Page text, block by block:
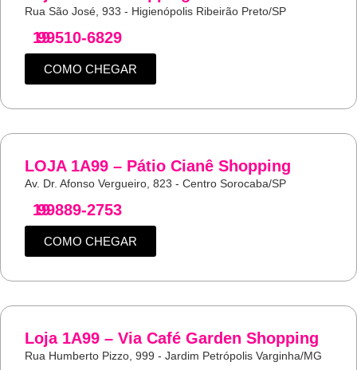
Rua São José, 933 - Higienópolis Ribeirão Preto/SP
19
99510-6829
COMO CHEGAR
LOJA 1A99 – Pátio Cianê Shopping
Av. Dr. Afonso Vergueiro, 823 - Centro Sorocaba/SP
19
99889-2753
COMO CHEGAR
Loja 1A99 – Via Café Garden Shopping
Rua Humberto Pizzo, 999 - Jardim Petrópolis Varginha/MG